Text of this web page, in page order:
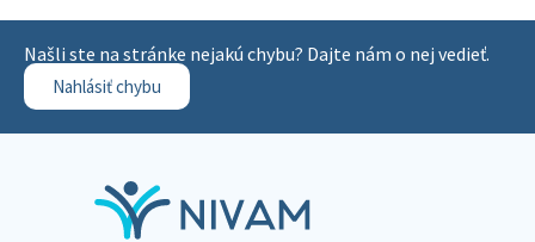
Našli ste na stránke nejakú chybu? Dajte nám o nej vedieť.
Nahlásiť chybu